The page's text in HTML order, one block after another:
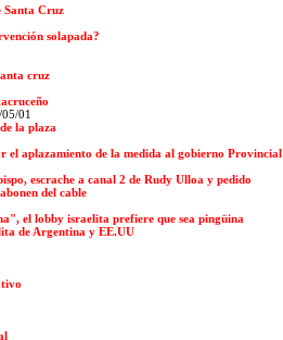
Santa Cruz
solapada?
cruz
01
la plaza
el aplazamiento de la medida al gobierno Provincial
escrache a canal 2 de Rudy Ulloa y pedido
del cable
el lobby israelita prefiere que sea pingüina
de Argentina y EE.UU